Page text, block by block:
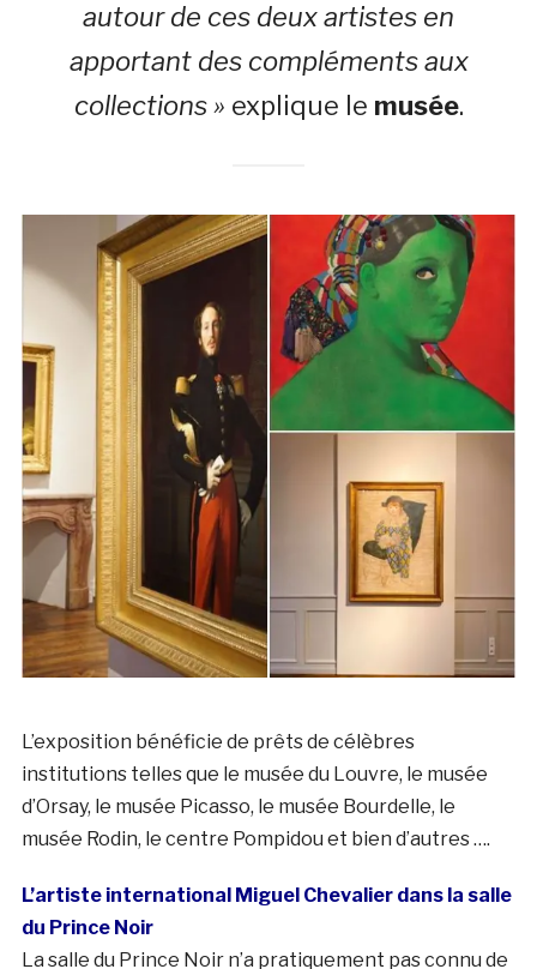
autour de ces deux artistes en
apportant des compléments aux
collections » explique le musée.
L’exposition bénéficie de prêts de célèbres
institutions telles que le musée du Louvre, le musée
d’Orsay, le musée Picasso, le musée Bourdelle, le
musée Rodin, le centre Pompidou et bien d’autres ….
L’artiste international Miguel Chevalier dans la salle
du Prince Noir
La salle du Prince Noir n’a pratiquement pas connu de